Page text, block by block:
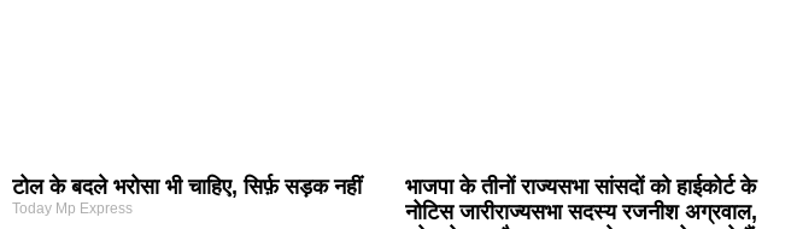
टोल के बदले भरोसा भी चाहिए, सिर्फ़ सड़क नहीं
Today Mp Express
भाजपा के तीनों राज्यसभा सांसदों को हाईकोर्ट के
नोटिस जारीराज्यसभा सदस्य रजनीश अग्रवाल,